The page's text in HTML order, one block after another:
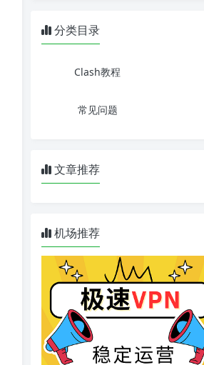
分类目录
Clash教程
常见问题
文章推荐
机场推荐